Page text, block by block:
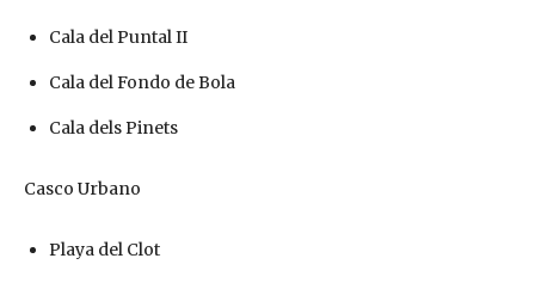
Cala del Puntal II
Cala del Fondo de Bola
Cala dels Pinets
Casco Urbano
Playa del Clot